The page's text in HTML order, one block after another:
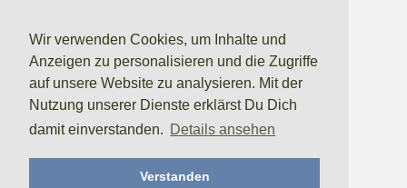
Wir verwenden Cookies, um Inhalte und
Anzeigen zu personalisieren und die Zugriffe
auf unsere Website zu analysieren. Mit der
Nutzung unserer Dienste erklärst Du Dich
damit einverstanden. Details ansehen
Verstanden